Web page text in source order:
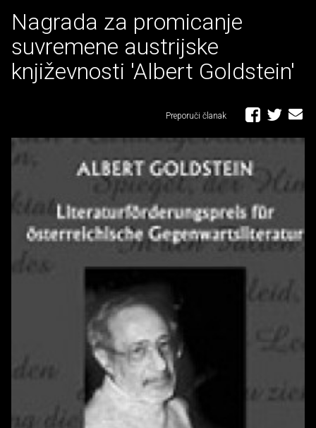
Nagrada za promicanje
suvremene austrijske
književnosti 'Albert Goldstein'
Preporuči članak